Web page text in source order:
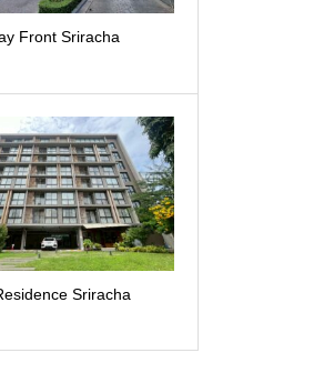
Front Sriracha
Sriracha